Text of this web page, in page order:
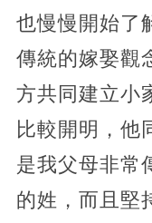
也慢慢開始了
傳統的嫁娶觀
方共同建立小
比較開明，他
是我父母非常
的姓，而且堅